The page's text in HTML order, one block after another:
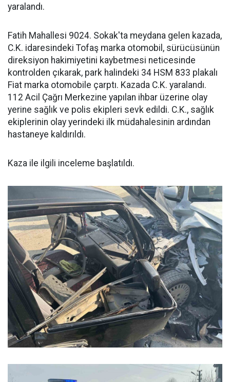
yaralandı.
Fatih Mahallesi 9024. Sokak'ta meydana gelen kazada,
C.K. idaresindeki Tofaş marka otomobil, sürücüsünün
direksiyon hakimiyetini kaybetmesi neticesinde
kontrolden çıkarak, park halindeki 34 HSM 833 plakalı
Fiat marka otomobile çarptı. Kazada C.K. yaralandı.
112 Acil Çağrı Merkezine yapılan ihbar üzerine olay
yerine sağlık ve polis ekipleri sevk edildi. C.K., sağlık
ekiplerinin olay yerindeki ilk müdahalesinin ardından
hastaneye kaldırıldı.
Kaza ile ilgili inceleme başlatıldı.